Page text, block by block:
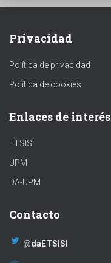
Privacidad
Política de privacidad
Política de cookies
Enlaces de interés
ETSISI
UPM
DA-UPM
Contacto
@daETSISI